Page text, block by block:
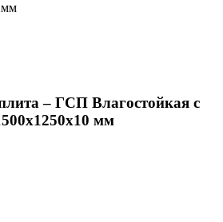
– ГСП Влагостойкая с
мм